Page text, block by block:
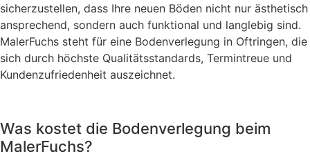
sicherzustellen, dass Ihre neuen Böden nicht nur ästhetisch
ansprechend, sondern auch funktional und langlebig sind.
MalerFuchs steht für eine Bodenverlegung in Oftringen, die
sich durch höchste Qualitätsstandards, Termintreue und
Kundenzufriedenheit auszeichnet.
Was kostet die Bodenverlegung beim
MalerFuchs?